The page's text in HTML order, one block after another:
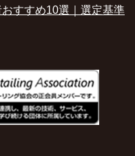
すすめ10選｜選定基準